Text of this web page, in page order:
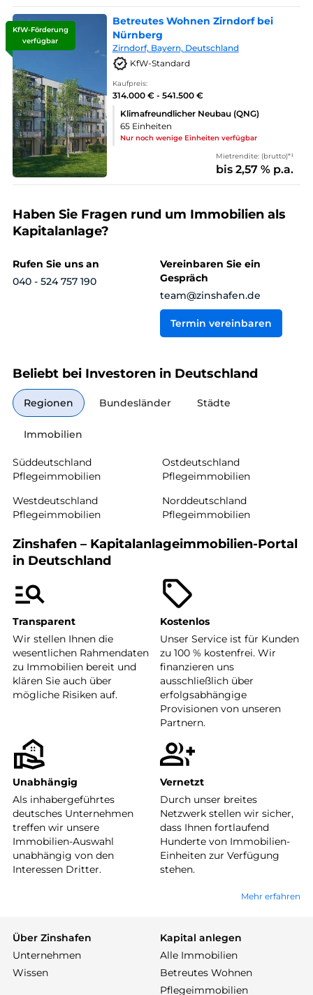
KfW-Förderung
verfügbar
Betreutes Wohnen Zirndorf bei
Nürnberg
Zirndorf, Bayern, Deutschland
KfW-Standard
Kaufpreis:
314.000 € - 541.500 €
Klimafreundlicher Neubau (QNG)
65 Einheiten
Nur noch wenige Einheiten verfügbar
Mietrendite: (brutto)*¹
bis 2,57 % p.a.
Haben Sie Fragen rund um Immobilien als
Kapitalanlage?
Rufen Sie uns an
040 - 524 757 190
Vereinbaren Sie ein
Gespräch
team@zinshafen.de
Termin vereinbaren
Beliebt bei Investoren in Deutschland
Regionen Bundesländer Städte
Immobilien
Süddeutschland
Pflegeimmobilien
Ostdeutschland
Pflegeimmobilien
Westdeutschland
Pflegeimmobilien
Norddeutschland
Pflegeimmobilien
Zinshafen – Kapitalanlageimmobilien-Portal
in Deutschland
Transparent
Wir stellen Ihnen die
wesentlichen Rahmendaten
zu Immobilien bereit und
klären Sie auch über
mögliche Risiken auf.
Kostenlos
Unser Service ist für Kunden
zu 100 % kostenfrei. Wir
finanzieren uns
ausschließlich über
erfolgsabhängige
Provisionen von unseren
Partnern.
Unabhängig
Als inhabergeführtes
deutsches Unternehmen
treffen wir unsere
Immobilien-Auswahl
unabhängig von den
Interessen Dritter.
Vernetzt
Durch unser breites
Netzwerk stellen wir sicher,
dass Ihnen fortlaufend
Hunderte von Immobilien-
Einheiten zur Verfügung
stehen.
Mehr erfahren
Über Zinshafen
Unternehmen
Wissen
Kapital anlegen
Alle Immobilien
Betreutes Wohnen
Pflegeimmobilien